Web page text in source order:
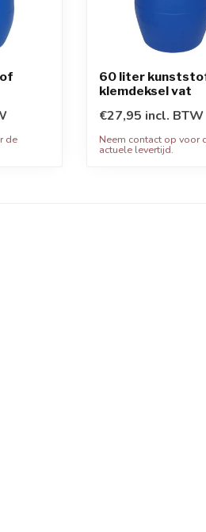
de
60 liter
klemdeksel vat
€27,95 incl. BTW
Neem contact op voor
actuele levertijd.